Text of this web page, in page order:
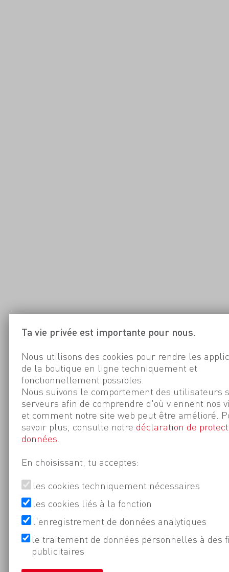
Ta vie privée est importante pour nous.
Nous utilisons des cookies pour rendre les
de la boutique en ligne techniquement et
fonctionnellement possibles.
Nous suivons le comportement des utilisateurs
serveurs afin de comprendre d'où viennent nos
et comment notre site web peut être amélioré.
savoir plus, consulte notre déclaration de
données
En choisissant, tu acceptes:
les cookies techniquement nécessaires
les cookies liés à la fonction
l'enregistrement de données analytiques
le traitement de données personnelles à des
publicitaires